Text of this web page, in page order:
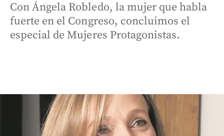
Con Ángela Robledo, la mujer que habla
fuerte en el Congreso, concluimos el
especial de Mujeres Protagonistas.